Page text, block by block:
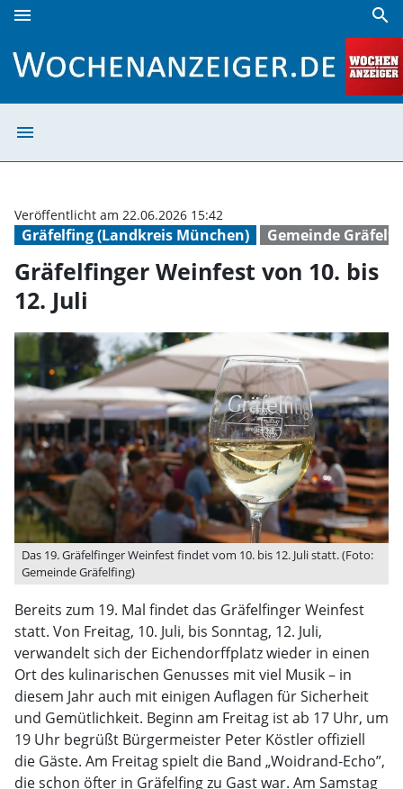
menu search
menu
Gräfelfing (Landkreis München) Gemeinde
Veröffentlicht am 22.06.2026 15:42
Gräfelfinger Weinfest von 10. bis
12. Juli
Das 19. Gräfelfinger Weinfest findet vom 10. bis 12. Juli statt. (Foto:
Gemeinde Gräfelfing)
Bereits zum 19. Mal findet das Gräfelfinger Weinfest
statt. Von Freitag, 10. Juli, bis Sonntag, 12. Juli,
verwandelt sich der Eichendorffplatz wieder in einen
Ort des kulinarischen Genusses mit viel Musik – in
diesem Jahr auch mit einigen Auflagen für Sicherheit
und Gemütlichkeit. Beginn am Freitag ist ab 17 Uhr, um
19 Uhr begrüßt Bürgermeister Peter Köstler offiziell
die Gäste. Am Freitag spielt die Band „Woidrand-Echo”,
die schon öfter in Gräfelfing zu Gast war. Am Samstag